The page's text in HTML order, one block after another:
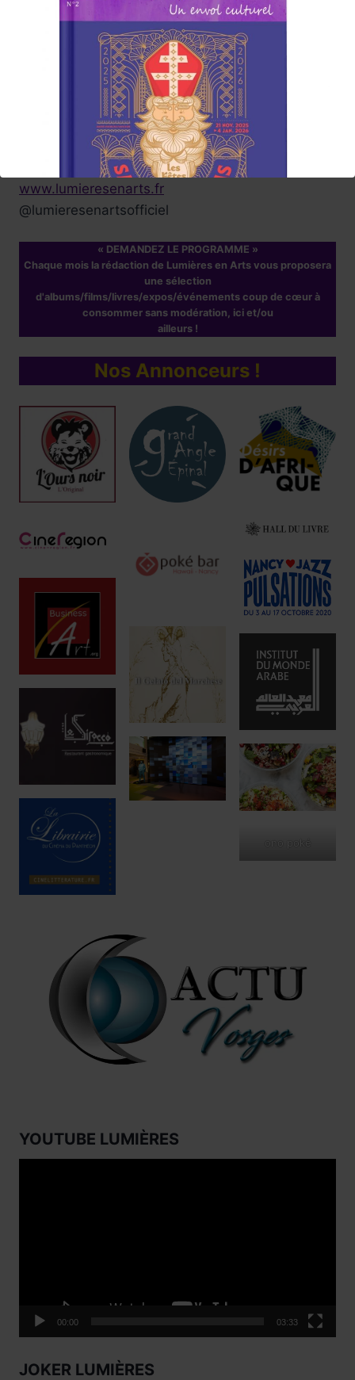
Réservez !
suggestions .
Carine, et toute l'équipe
de rédaction du Magazine
Abonnez-vous à la Newsletter
Lumières en Arts
www.lumieresenarts.fr
@lumieresenartsofficiel
« DEMANDEZ LE PROGRAMME »
Chaque mois la rédaction de Lumières en Arts vous proposera
une sélection
d'albums/films/livres/expos/événements coup de cœur à
consommer sans modération, ici et/ou
ailleurs !
Nos Annonceurs !
ono poké
YOUTUBE LUMIÈRES
00:00 03:33
JOKER LUMIÈRES